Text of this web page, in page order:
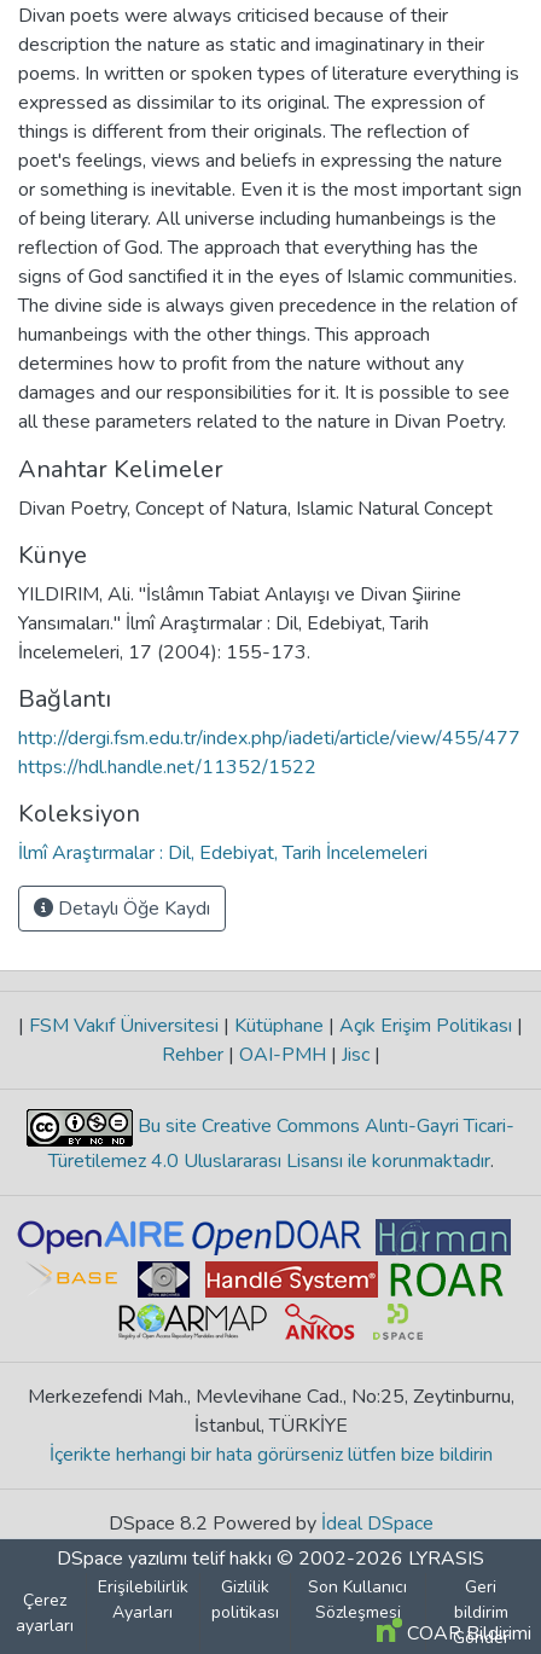
Divan poets were always criticised because of their
description the nature as static and imaginatinary in their
poems. In written or spoken types of literature everything is
expressed as dissimilar to its original. The expression of
things is different from their originals. The reflection of
poet's feelings, views and beliefs in expressing the nature
or something is inevitable. Even it is the most important sign
of being literary. All universe including humanbeings is the
reflection of God. The approach that everything has the
signs of God sanctified it in the eyes of Islamic communities.
The divine side is always given precedence in the relation of
humanbeings with the other things. This approach
determines how to profit from the nature without any
damages and our responsibilities for it. It is possible to see
all these parameters related to the nature in Divan Poetry.
Anahtar Kelimeler
Divan Poetry, Concept of Natura, Islamic Natural Concept
Künye
YILDIRIM, Ali. "İslâmın Tabiat Anlayışı ve Divan Şiirine
Yansımaları." İlmî Araştırmalar : Dil, Edebiyat, Tarih
İncelemeleri, 17 (2004): 155-173.
Bağlantı
http://dergi.fsm.edu.tr/index.php/iadeti/article/view/455/477
https://hdl.handle.net/11352/1522
Koleksiyon
İlmî Araştırmalar : Dil, Edebiyat, Tarih İncelemeleri
Detaylı Öğe Kaydı
| FSM Vakıf Üniversitesi | Kütüphane | Açık Erişim Politikası |
Rehber | OAI-PMH | Jisc |
Bu site Creative Commons Alıntı-Gayri Ticari-
Türetilemez 4.0 Uluslararası Lisansı ile korunmaktadır.
Merkezefendi Mah., Mevlevihane Cad., No:25, Zeytinburnu,
İstanbul, TÜRKİYE
İçerikte herhangi bir hata görürseniz lütfen bize bildirin
DSpace 8.2 Powered by İdeal DSpace
DSpace yazılımı telif hakkı © 2002-2026 LYRASIS
Çerez
ayarları
Erişilebilirlik
Ayarları
Gizlilik
politikası
Son Kullanıcı
Sözleşmesi
Geri
bildirim
Gönder
COAR Bildirimi